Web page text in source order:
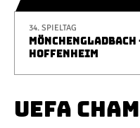
34. SPIELTAG
MÖNCHENGLADBACH
HOFFENHEIM
UEFA